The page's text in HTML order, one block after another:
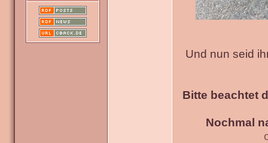
Und nun seid
Bitte beachtet
Nochmal